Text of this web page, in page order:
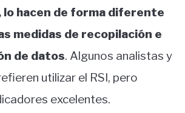
lo hacen de forma diferente
medidas de recopilación e
de datos. Algunos analistas y
utilizar el RSI, pero
excelentes.